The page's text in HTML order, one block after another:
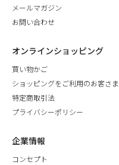
メールマガジン
お問い合わせ
オンラインショッピング
買い物かご
ショッピングをご利用のお客さま
特定商取引法
プライバシーポリシー
企業情報
コンセプト